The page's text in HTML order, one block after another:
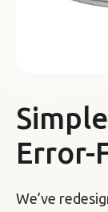
Error-
We’ve